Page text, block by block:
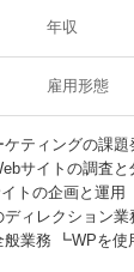
年収
雇用形態
ティングの課
サイトの調査
トの企画と運用
ディレクション
業務 ┗WPを使